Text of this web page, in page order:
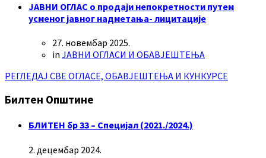
ЈАВНИ ОГЛАС о продаји непокретности путем
усменог јавног надметања- лицитације
27. новембар 2025.
in ЈАВНИ ОГЛАСИ И ОБАВЈЕШТЕЊА
РЕГЛЕДАЈ СВЕ ОГЛАСЕ, ОБАВЈЕШТЕЊА И КУНКУРСЕ
Билтен Општине
БЛИТЕН бр 33 – Специјал (2021./2024.)
2. децембар 2024.